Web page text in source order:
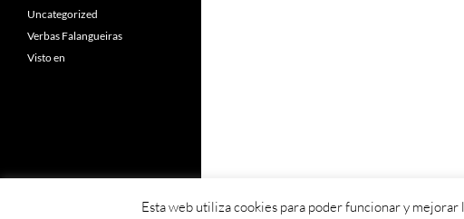
Uncategorized
Verbas Falangueiras
Visto en
Esta web utiliza cookies para poder funcionar y mejorar